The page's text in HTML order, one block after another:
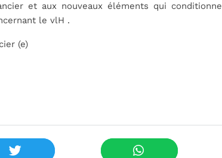
et aux nouveaux éléments qui
le vlH .
(e)